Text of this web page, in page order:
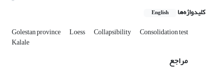
کلیدواژه‌ها English
Golestan province Loess Collapsibility Consolidation test
Kalale
مراجع